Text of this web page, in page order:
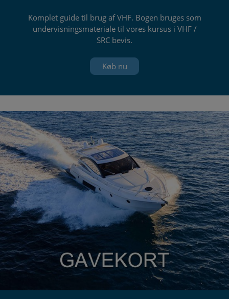
Komplet guide til brug af VHF. Bogen bruges som
undervisningsmateriale til vores kursus i VHF /
SRC bevis.
Køb nu